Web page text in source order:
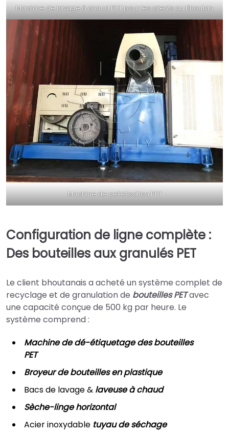
Machine de lavage à chaud PET pour les clients au Bhoutan
Machine de pelletisation PET
Configuration de ligne complète :
Des bouteilles aux granulés PET
Le client bhoutanais a acheté un système complet de
recyclage et de granulation de bouteilles PETavec
une capacité conçue de 500 kg par heure. Le
système comprend :
Machine de dé-étiquetage des bouteilles
PET
Broyeur de bouteilles en plastique
Bacs de lavage & laveuse à chaud
Sèche-linge horizontal
Acier inoxydable tuyau de séchage